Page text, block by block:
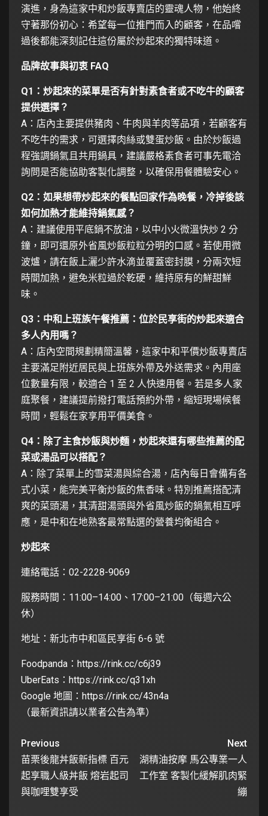
演進，身為這家中和炒飯專賣店的靈魂人物，他始終
守著那份初心：希望每一位推門而入的顧客，在品嚐
過後都能深刻記住這份屬於炒起來的獨特味道。
品牌故事與初衷 FAQ
Q1：炒起來的菜單是否有針對素食者或不吃牛的顧客
提供選擇？
A：店內主要提供豬肉、牛肉與羊肉等品項，若顧客有
不吃牛的需求，可選擇肉絲或雙蛋炒飯。由於炒飯過
程強調鍋氣且共用鍋具，建議嚴格素食者可事先電洽
詢問是否能協助客製化調整，以確保用餐體驗安心。
Q2：如果想帶炒起來的餐點回家作為晚餐，冷掉後該
如何加熱才能維持鍋氣感？
A：建議使用平底鍋不放油，以中小火微溫快炒 2 分
鐘，即可還原外省風炒飯粒粒分明的口感。若使用微
波爐，請在飯上灑少許水滴並覆蓋密封膜，分兩次短
時間加熱，避免米粒過於乾硬，維持原有的鮮甜鮮
味。
Q3：中和上班族午餐推薦：位於民享街的炒起來適合
多人內用嗎？
A：店內空間規劃精簡溫馨，這家中和平價炒飯專賣店
主要滿足附近居民與上班族外帶及外送需求。內用座
位數量有限，較適合 1 至 2 人快速用餐。若是多人家
庭聚餐，建議提前撥打電話預約外帶，縮短現場候餐
時間，輕鬆在家享用平價美食。
Q4：除了主食炒飯與炒麵，炒起來還有哪些推薦的配
菜或湯品可以搭配？
A：除了菜單上的雪菜湯與綜合湯，店內每日會備有各
式小菜，能完美平衡炒飯的焦香味。特別推薦搭配清
爽的菜頭湯，其清甜湯頭與外省風炒飯的鍋氣相互呼
應，是中和在地熟客最常點選的營養均衡組合。
炒起來
連絡電話：02-2228-9069
服務時間：11:00–14:00、17:00–21:00（每週六公
休）
地址：新北市中和區民享街 6-6 號
Foodpanda： https://rink.cc/c6j39
UberEats： https://rink.cc/q31xh
Google 地圖： https://rink.cc/43n4a
（最新資訊請以業者公告為準）
Previous
苗栗後龍丼飯新指標 百元
起享職人級丼飯 熔岩起司
與咖哩雙享受
Next
湖精油按摩 馬公專業一人
工作室 客製化緩解肌肉緊
繃